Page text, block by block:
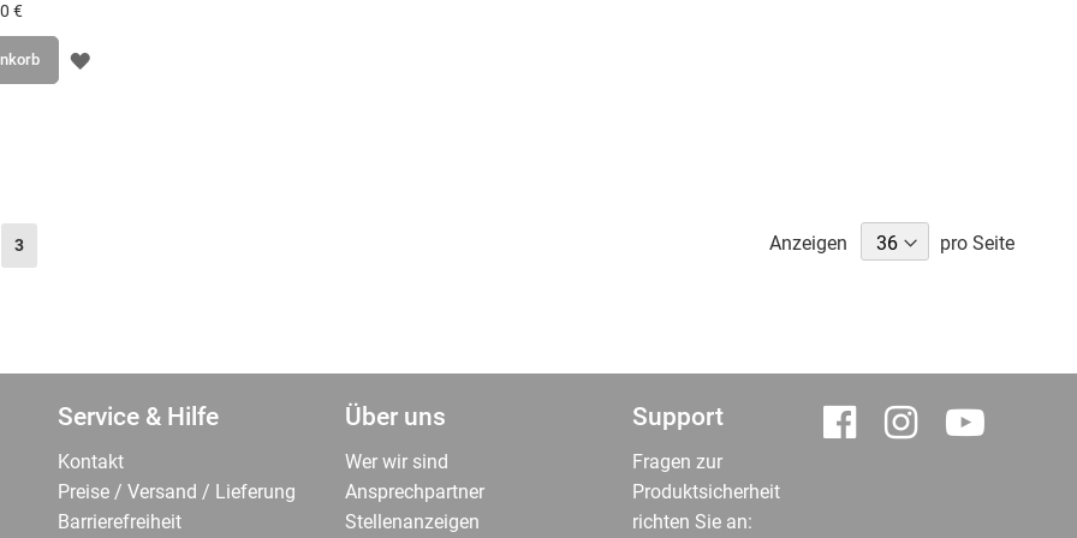
€
ZUR
Sie lesen gerade Seite
3 Anzeigen pro Seite
Service & Hilfe
Kontakt
Preise / Versand / Lieferung
Barrierefreiheit
Über uns
Wer wir sind
Ansprechpartner
Stellenanzeigen
Support
Fragen zur
Produktsicherheit
richten Sie an: